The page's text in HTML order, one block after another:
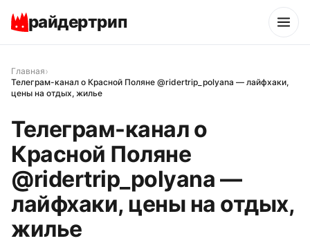
райдертрип
Главная›
Телеграм-канал о Красной Поляне @ridertrip_polyana — лайфхаки,
цены на отдых, жилье
Телеграм-канал о
Красной Поляне
@ridertrip_polyana —
лайфхаки, цены на отдых,
жилье